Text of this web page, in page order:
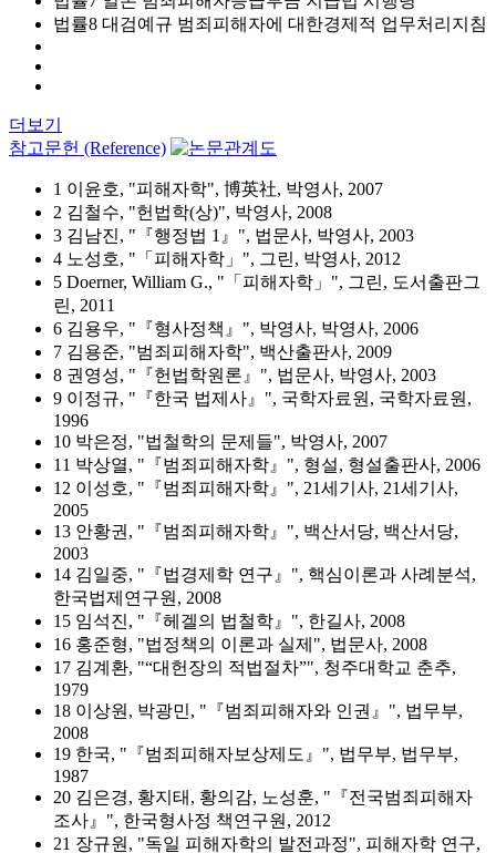
법률8 대검예규 범죄피해자에 대한경제적 업무처리지침
더보기
참고문헌 (Reference)
1 이윤호, "피해자학", 博英社, 박영사, 2007
2 김철수, "헌법학(상)", 박영사, 2008
3 김남진, "『행정법 1』", 법문사, 박영사, 2003
4 노성호, "「피해자학」", 그린, 박영사, 2012
5 Doerner, William G., "「피해자학」", 그린, 도서출판그
린, 2011
6 김용우, "『형사정책』", 박영사, 박영사, 2006
7 김용준, "범죄피해자학", 백산출판사, 2009
8 권영성, "『헌법학원론』", 법문사, 박영사, 2003
9 이정규, "『한국 법제사』", 국학자료원, 국학자료원,
1996
10 박은정, "법철학의 문제들", 박영사, 2007
11 박상열, "『범죄피해자학』", 형설, 형설출판사, 2006
12 이성호, "『범죄피해자학』", 21세기사, 21세기사,
2005
13 안황권, "『범죄피해자학』", 백산서당, 백산서당,
2003
14 김일중, "『법경제학 연구』", 핵심이론과 사례분석,
한국법제연구원, 2008
15 임석진, "『헤겔의 법철학』", 한길사, 2008
16 홍준형, "법정책의 이론과 실제", 법문사, 2008
17 김계환, "“대헌장의 적법절차”", 청주대학교 춘추,
1979
18 이상원, 박광민, "『범죄피해자와 인권』", 법무부,
2008
19 한국, "『범죄피해자보상제도』", 법무부, 법무부,
1987
20 김은경, 황지태, 황의감, 노성훈, "『전국범죄피해자
조사』", 한국형사정 책연구원, 2012
21 장규원, "독일 피해자학의 발전과정", 피해자학 연구,